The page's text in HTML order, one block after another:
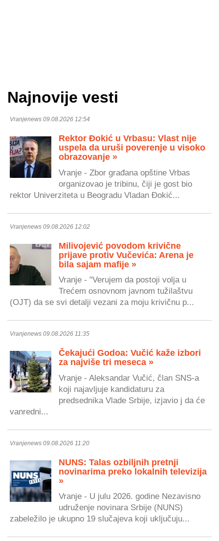
Najnovije vesti
Vranjenews 09.08.2026 12:54
Rektor Đokić u Vrbasu: Vlast nije
uspela da uruši poverenje u visoko
obrazovanje »
Vranje - Zbor građana opštine Vrbas
organizovao je tribinu, čiji je gost bio
rektor Univerziteta u Beogradu Vladan Đokić...
Vranjenews 09.08.2026 12:02
Milivojević povodom krivične
prijave protiv Vučevića: Arena je
bila sajam mafije »
Vranje - "Verujem da postoji volja u
Trećem osnovnom javnom tužilaštvu
(OJT) da se svi detalji vezani za moju krivičnu p...
Vranjenews 09.08.2026 11:35
Čekajući Godoa: Vučić kaže izbori
za najviše tri meseca »
Vranje - Aleksandar Vučić, član SNS-a
koji najavljuje kandidaturu za
predsednika Vlade Srbije, izjavio j da će
vanredni...
Vranjenews 09.08.2026 11:20
NUNS: Talas ozbiljnih pretnji
novinarima preko lokalnih televizija
»
Vranje - U julu 2026. godine Nezavisno
udruženje novinara Srbije (NUNS)
zabeležilo je ukupno 19 slučajeva koji uključuju...